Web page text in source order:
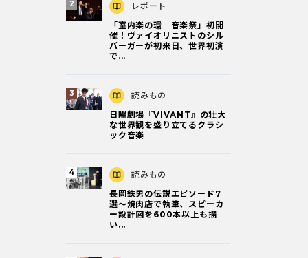
レポート
「室内楽の環 音楽祭」初開
催！ヴァイオリニストのシル
バーガーが初来日、世界初演
で...
読みもの
日曜劇場『VIVANT』の壮大
な世界観を盛り立てるクラシ
ック音楽
読みもの
長岡鉄男の伝説エピソード7
選〜焼肉店で執筆、スピーカ
ー設計図を600本以上も描
い...